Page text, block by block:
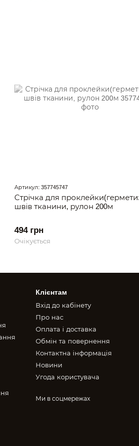
Артикул: 357745747
Стрічка для
швів тканини, рулон 200м
494 грн
Очікується
Клієнтам
Вхід до кабінету
Про нас
Оплата і доставка
Обмін та повернення
Контактна інформація
Новини
Угода користувача
Ми в соцмережах